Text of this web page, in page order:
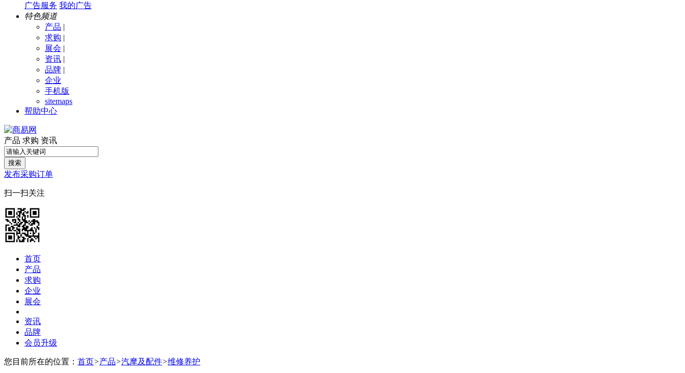
广告服务 我的广告
特色频道
产品 |
求购 |
展会 |
资讯 |
品牌 |
企业
手机版
sitemaps
帮助中心
产品 求购 资讯
搜索
发布采购订单
扫一扫关注
首页
产品
求购
企业
展会
资讯
品牌
会员升级
您目前所在的位置： 首页>产品>汽摩及配件>维修养护